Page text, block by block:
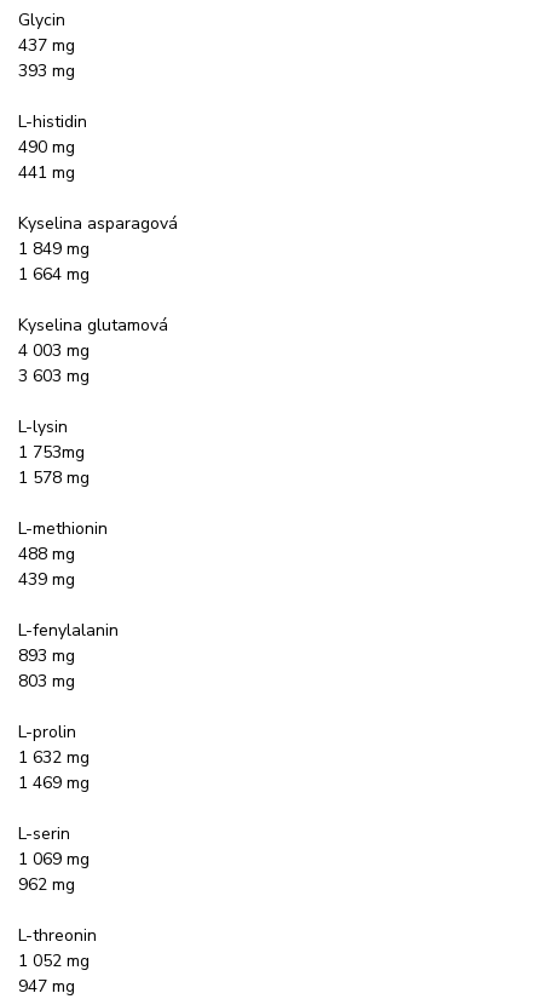
Glycin
437 mg
393 mg
L-histidin
490 mg
441 mg
Kyselina asparagová
1 849 mg
1 664 mg
Kyselina glutamová
4 003 mg
3 603 mg
L-lysin
1 753mg
1 578 mg
L-methionin
488 mg
439 mg
L-fenylalanin
893 mg
803 mg
L-prolin
1 632 mg
1 469 mg
L-serin
1 069 mg
962 mg
L-threonin
1 052 mg
947 mg